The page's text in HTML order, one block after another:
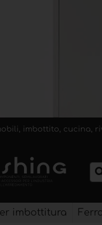
imbottito, cucina,
imbottitura